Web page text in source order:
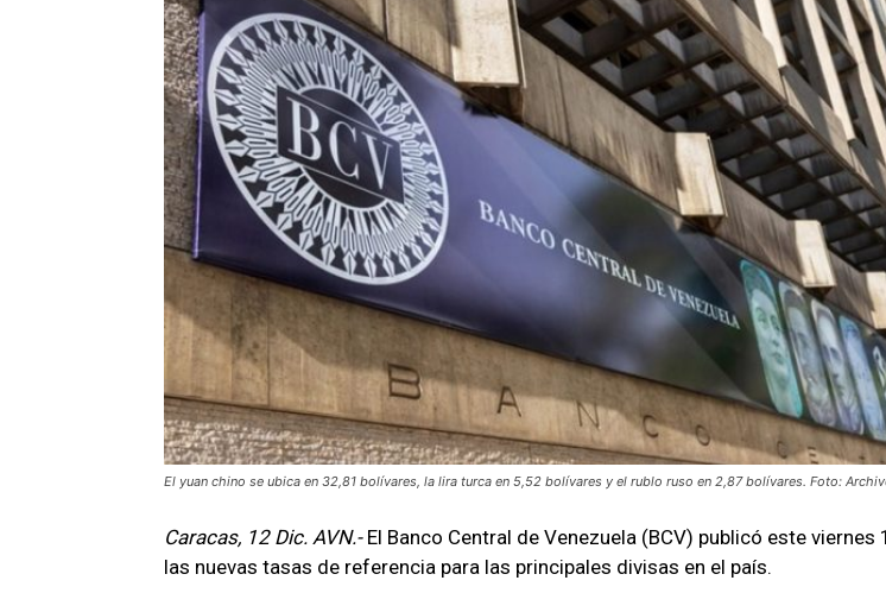
El yuan chino se ubica en 32,81 bolívares, la lira turca en 5,52 bolívares y el rublo ruso en 2,87 bolívares. Foto:
Caracas, 12 Dic. AVN.- El Banco Central de Venezuela (BCV) publicó este
las nuevas tasas de referencia para las principales divisas en el país.